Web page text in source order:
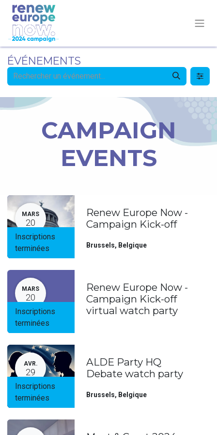
ÉVÉNEMENTS
CAMPAIGN
EVENTS
MARS
20
Inscriptions
terminées
Renew Europe Now -
Campaign Kick-off
Brussels, Belgique
MARS
20
Inscriptions
terminées
Renew Europe Now -
Campaign Kick-off
virtual watch party
AVR.
29
Inscriptions
terminées
ALDE Party HQ
Debate watch party
Brussels, Belgique